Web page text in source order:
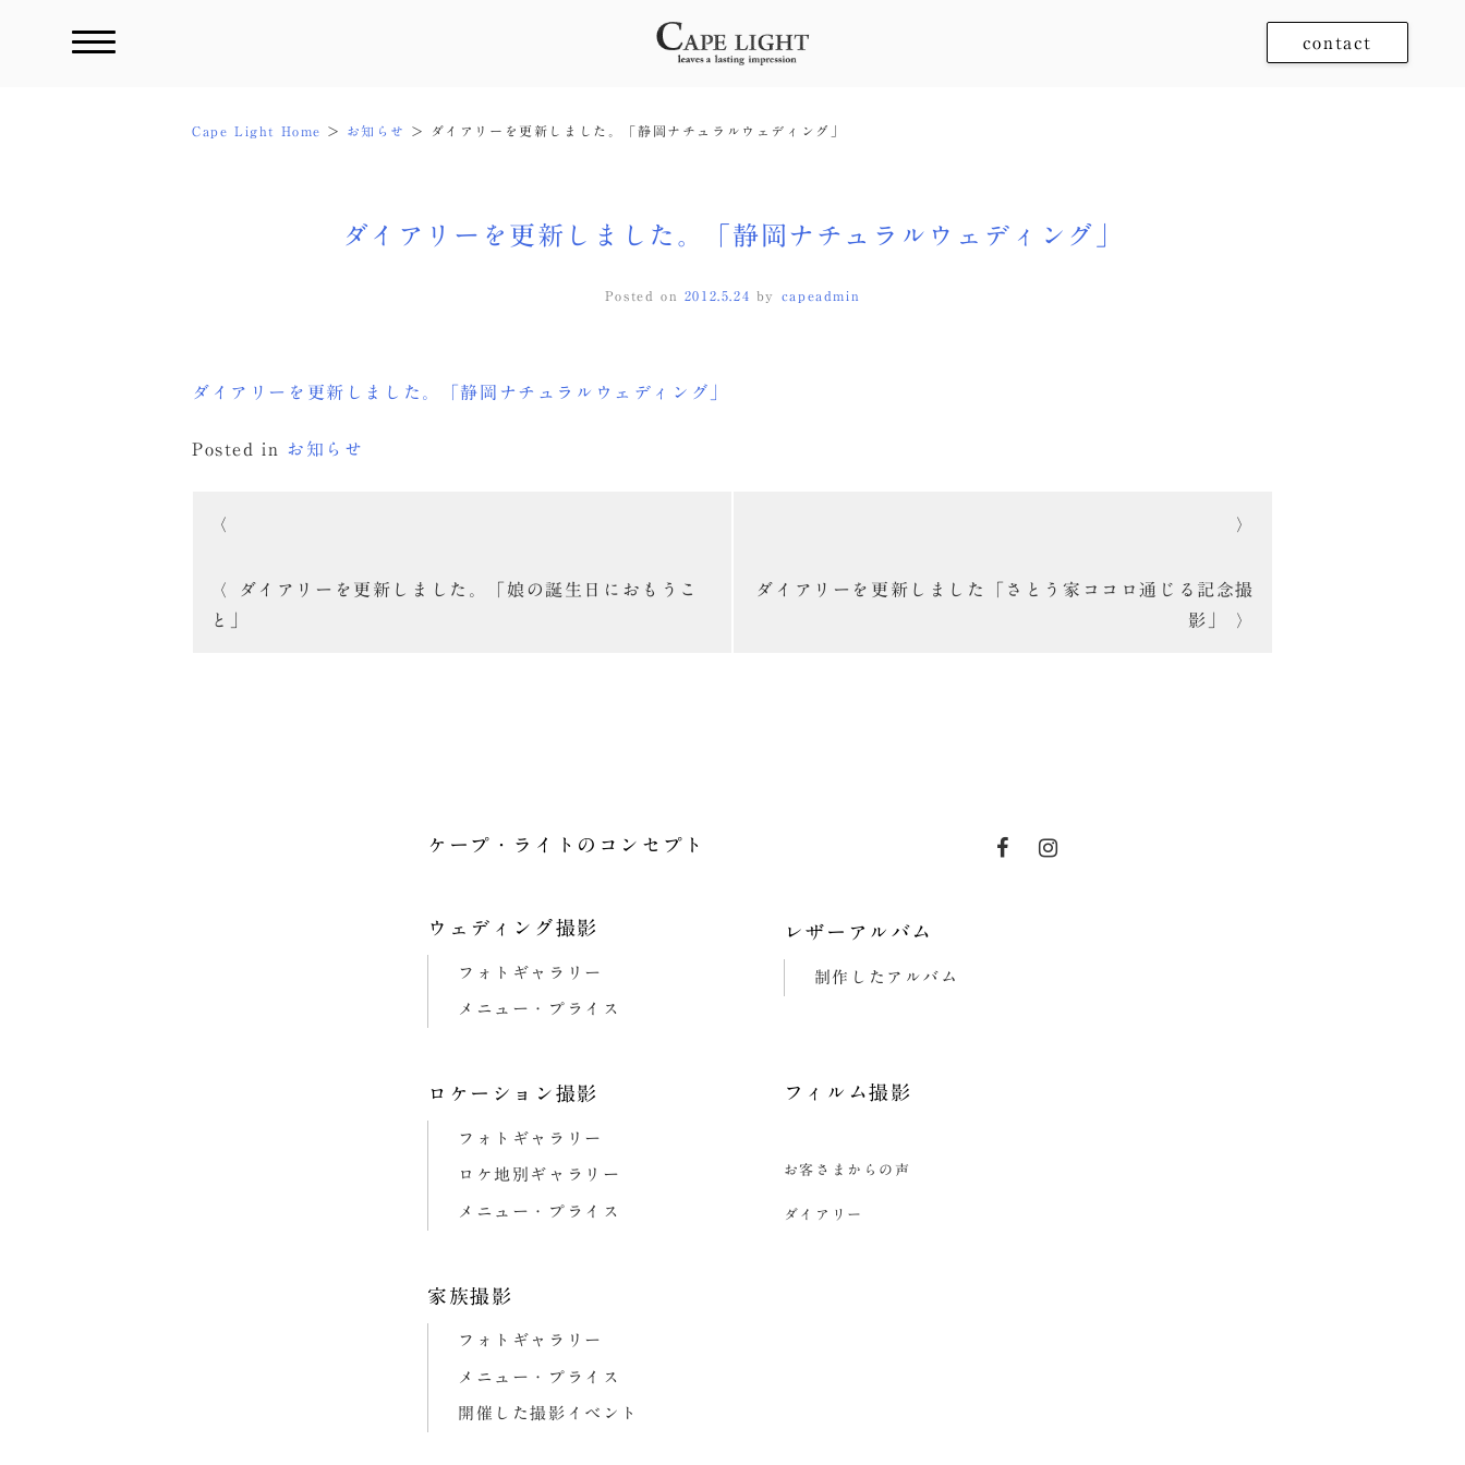
contact
Cape Light Home お知らせ ダイアリーを更新しました。「静岡ナチュラルウェディング」
ダイアリーを更新しました。「静岡ナチュラルウェディング」
Posted on 2012.5.24 by capeadmin
ダイアリーを更新しました。「静岡ナチュラルウェディング」
Posted in お知らせ
ダイアリーを更新しました。「娘の誕生日におもうこ
と」
ダイアリーを更新しました「さとう家ココロ通じる記念撮
影」
ケープ・ライトの コンセプト
ウェディング撮影
フォトギャラリー
メニュー・プライス
ロケーション撮影
フォトギャラリー
ロケ地別ギャラリー
メニュー・プライス
家族撮影
フォトギャラリー
メニュー・プライス
開催した撮影イベント
レザーアルバム
制作したアルバム
フィルム撮影
お客さまからの声
ダイアリー